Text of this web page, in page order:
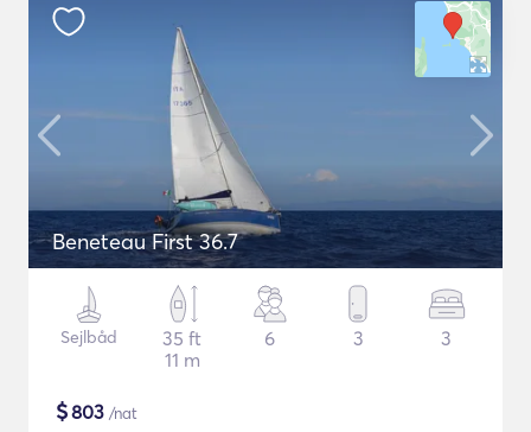
Beneteau First 36.7
Sejlbåd
35 ft
11 m
6 3 3
$803 /nat